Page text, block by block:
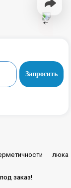
Запросить
люка
заказ!